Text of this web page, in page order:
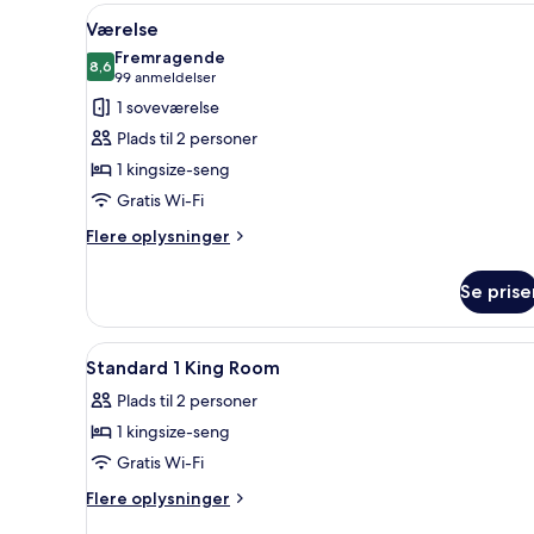
Indlæs
alle
billeder
af
Værelse
Et hotelværelse med en stor
5
Værelse
8,68,6 ud af 10
Fremragende
99 anmeldelser
(99
anmeldelser)
1 soveværelse
Plads til 2 personer
1 kingsize-seng
Gratis Wi-Fi
Flere oplysninger
Flere
Se
Indlæs
alle
billeder
af
Standard
1
Pengeskab på værelset,
6
Standard 1 King Room
Plads til 2 personer
1 kingsize-seng
Gratis Wi-Fi
Flere oplysninger
Flere